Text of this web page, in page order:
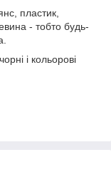
пластик,
- тобто будь-
і кольорові